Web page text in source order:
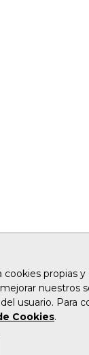
cookies propias
nuestros
usuario. Para
Cookies.